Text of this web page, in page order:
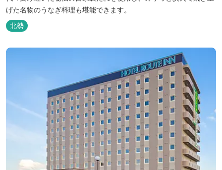
げた名物のうなぎ料理も堪能できます。
北勢